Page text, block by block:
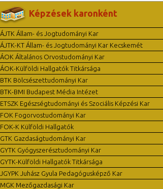
Képzések karonként
ÁJTK Állam- és Jogtudományi Kar
ÁJTK-KT Állam- és Jogtudományi Kar Kecskemét
ÁOK Általános Orvostudományi Kar
ÁOK-Külföldi Hallgatók Titkársága
BTK Bölcsészettudományi Kar
BTK-BMI Budapest Média Intézet
ETSZK Egészségtudományi és Szociális Képzési Kar
FOK Fogorvostudományi Kar
FOK-K Külföldi Hallgatók
GTK Gazdaságtudományi Kar
GYTK Gyógyszerésztudományi Kar
GYTK-Külföldi Hallgatók Titkársága
JGYPK Juhász Gyula Pedagógusképző Kar
MGK Mezőgazdasági Kar